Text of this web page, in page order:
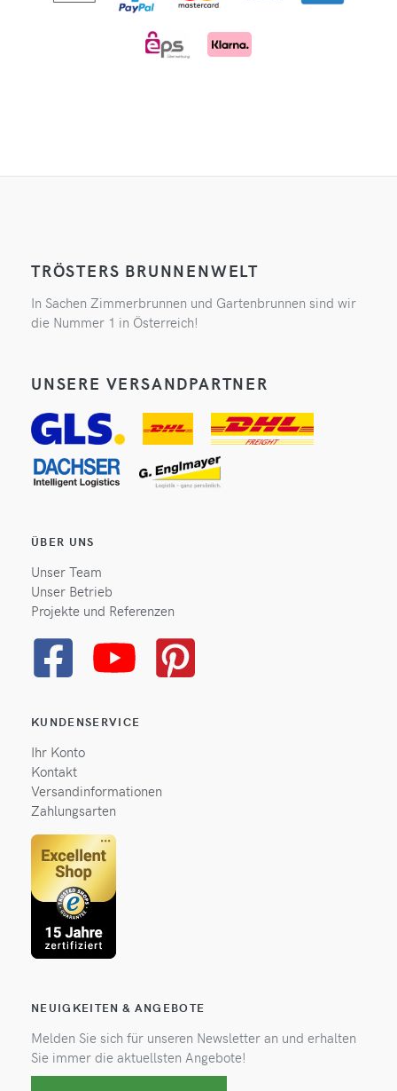
TRÖSTERS BRUNNENWELT
In Sachen Zimmerbrunnen und Gartenbrunnen sind wir
die Nummer 1 in Österreich!
UNSERE VERSANDPARTNER
ÜBER UNS
Unser Team
Unser Betrieb
Projekte und Referenzen
KUNDENSERVICE
Ihr Konto
Kontakt
Versandinformationen
Zahlungsarten
NEUIGKEITEN & ANGEBOTE
Melden Sie sich für unseren Newsletter an und erhalten
Sie immer die aktuellsten Angebote!